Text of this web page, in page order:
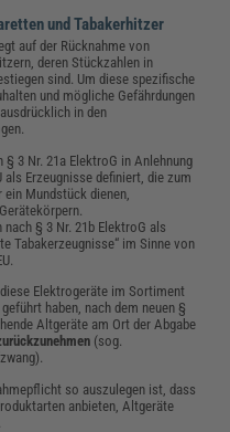
und Tabakerhitzer
auf der Rücknahme von
deren Stückzahlen in
sind. Um diese spezifische
und mögliche Gefährdungen
in den
§ 3 Nr. 21a ElektroG in Anlehnung
Erzeugnisse definiert, die zum
Mundstück dienen,
nach § 3 Nr. 21b ElektroG als
Tabakerzeugnisse“ im Sinne von
Elektrogeräte im Sortiment
haben, nach dem neuen §
Altgeräte am Ort der Abgabe
(sog.
so auszulegen ist, dass
anbieten, Altgeräte